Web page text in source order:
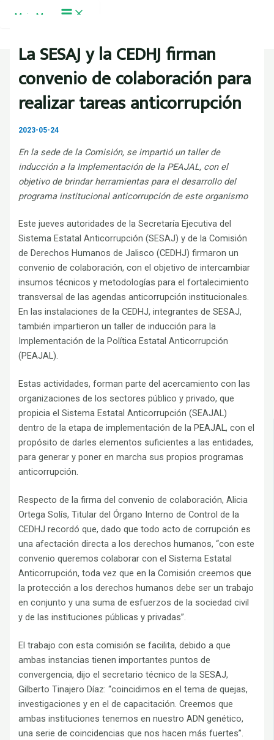
Ir al contenido
Main Menu
La SESAJ y la CEDHJ firman
convenio de colaboración para
realizar tareas anticorrupción
2023-05-24
En la sede de la Comisión, se impartió un taller de
inducción a la Implementación de la PEAJAL, con el
objetivo de brindar herramientas para el desarrollo del
programa institucional anticorrupción de este organismo
Este jueves autoridades de la Secretaría Ejecutiva del
Sistema Estatal Anticorrupción (SESAJ) y de la Comisión
de Derechos Humanos de Jalisco (CEDHJ) firmaron un
convenio de colaboración, con el objetivo de intercambiar
insumos técnicos y metodologías para el fortalecimiento
transversal de las agendas anticorrupción institucionales.
En las instalaciones de la CEDHJ, integrantes de SESAJ,
también impartieron un taller de inducción para la
Implementación de la Política Estatal Anticorrupción
(PEAJAL).
Estas actividades, forman parte del acercamiento con las
organizaciones de los sectores público y privado, que
propicia el Sistema Estatal Anticorrupción (SEAJAL)
dentro de la etapa de implementación de la PEAJAL, con el
propósito de darles elementos suficientes a las entidades,
para generar y poner en marcha sus propios programas
anticorrupción.
Respecto de la firma del convenio de colaboración, Alicia
Ortega Solís, Titular del Órgano Interno de Control de la
CEDHJ recordó que, dado que todo acto de corrupción es
una afectación directa a los derechos humanos, “con este
convenio queremos colaborar con el Sistema Estatal
Anticorrupción, toda vez que en la Comisión creemos que
la protección a los derechos humanos debe ser un trabajo
en conjunto y una suma de esfuerzos de la sociedad civil
y de las instituciones públicas y privadas”.
El trabajo con esta comisión se facilita, debido a que
ambas instancias tienen importantes puntos de
convergencia, dijo el secretario técnico de la SESAJ,
Gilberto Tinajero Díaz: “coincidimos en el tema de quejas,
investigaciones y en el de capacitación. Creemos que
ambas instituciones tenemos en nuestro ADN genético,
una serie de coincidencias que nos hacen más fuertes”.